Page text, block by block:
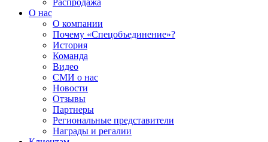
Распродажа
О нас
О компании
Почему «Спецобъединение»?
История
Команда
Видео
СМИ о нас
Новости
Отзывы
Партнеры
Региональные представители
Награды и регалии